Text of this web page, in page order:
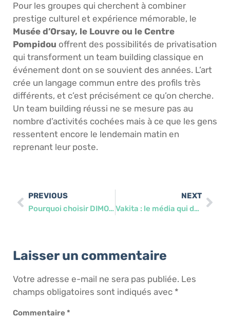
Pour les groupes qui cherchent à combiner
prestige culturel et expérience mémorable, le
Musée d’Orsay, le Louvre ou le Centre
Pompidou offrent des possibilités de privatisation
qui transforment un team building classique en
événement dont on se souvient des années. L’art
crée un langage commun entre des profils très
différents, et c’est précisément ce qu’on cherche.
Un team building réussi ne se mesure pas au
nombre d’activités cochées mais à ce que les gens
ressentent encore le lendemain matin en
reprenant leur poste.
PREVIOUS
Pourquoi choisir DIMO Software comme intégrateur ULOA ?
NEXT
Vakita : le média qui donne une voix à la cause animale
Laisser un commentaire
Votre adresse e-mail ne sera pas publiée. Les
champs obligatoires sont indiqués avec *
Commentaire*